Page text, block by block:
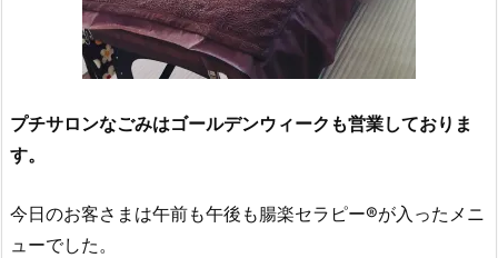
プチサロンなごみはゴールデンウィークも営業しておりま
す。
今日のお客さまは午前も午後も腸楽セラピー®︎が入ったメニ
ューでした。